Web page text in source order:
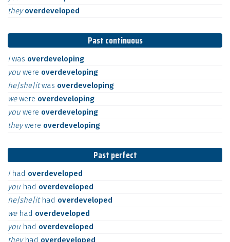
theyoverdeveloped
Past continuous
Iwas overdeveloping
you were overdeveloping
he|she|itwas overdeveloping
wewere overdeveloping
you were overdeveloping
theywere overdeveloping
Past perfect
I had overdeveloped
you had overdeveloped
he|she|it had overdeveloped
we had overdeveloped
you had overdeveloped
they had overdeveloped